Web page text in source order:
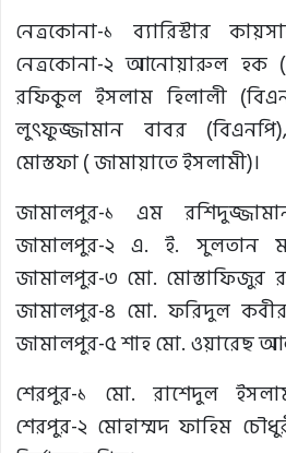
নেত্রকোনা-১ ব্যারিস্টার
নেত্রকোনা-২ আনোয়ারুল হক
রফিকুল ইসলাম হিলালী
লুৎফুজ্জামান বাবর
মোস্তফা ( জামায়াতে ইসলামী)।
জামালপুর-১ এম
জামালপুর-২ এ. ই. সুলতান
জামালপুর-৩ মো. মোস্তাফিজুর
জামালপুর-৪ মো. ফরিদুল
জামালপুর-৫ শাহ মো. ওয়ারেছ
শেরপুর-১ মো. রাশেদুল
শেরপুর-২ মোহাম্মদ ফাহিম